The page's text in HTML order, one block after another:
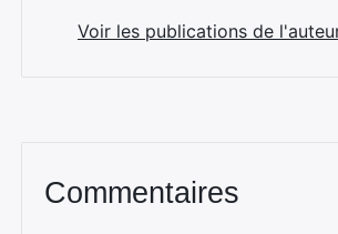
Voir les publications de
Commentaires